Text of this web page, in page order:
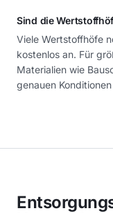
Sind die
Viele Wertstoffhöfe
kostenlos an. Für
Materialien wie
genauen